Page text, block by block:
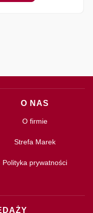
O NAS
O firmie
Strefa Marek
Polityka prywatności